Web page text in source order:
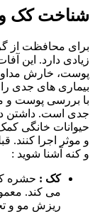
شناخت کک و
برای محافظت از
زیادی دارد. این
پوست، خارش
بیماری‌ های جدی
با بررسی پوست و
جدی است. داشتن
حیوانات خانگی
و موثر اجرا کنند.
و کنه آشنا شوید :
کک : حشره‌
می‌ کند.
ریزش مو و